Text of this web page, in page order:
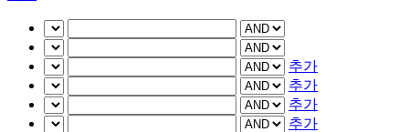
추가
추가
추가
추가